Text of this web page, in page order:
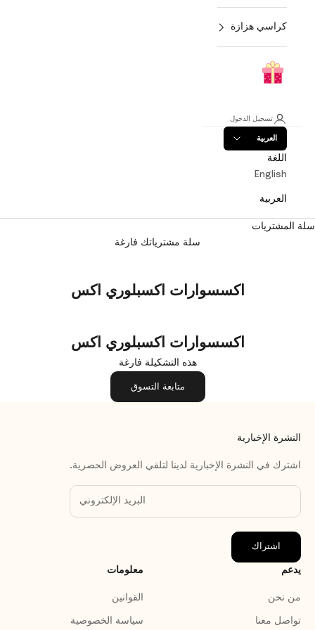
كراسي هزازة
تسجيل الدخول
العربية
اللغة
English
العربية
سلة المشتريات
سلة مشترياتك فارغة
اكسسوارات اكسبلوري اكس
اكسسوارات اكسبلوري اكس
هذه التشكيلة فارغة
متابعة التسوق
النشرة الإخبارية
اشترك في النشرة الإخبارية لدينا لتلقي العروض الحصرية.
اشتراك
يدعم
من نحن
تواصل معنا
معلومات
القوانين
سياسة الخصوصية